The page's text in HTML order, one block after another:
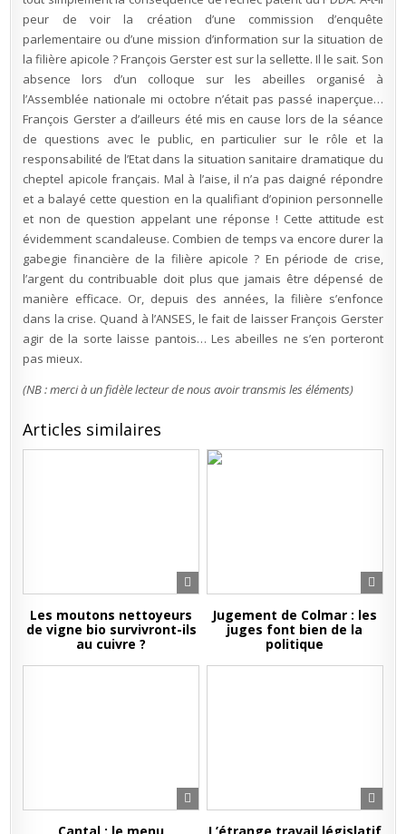
peur de voir la création d’une commission d’enquête
parlementaire ou d’une mission d’information sur la situation de
la filière apicole ? François Gerster est sur la sellette. Il le sait. Son
absence lors d’un colloque sur les abeilles organisé à
l’Assemblée nationale mi octobre n’était pas passé inaperçue…
François Gerster a d’ailleurs été mis en cause lors de la séance
de questions avec le public, en particulier sur le rôle et la
responsabilité de l’Etat dans la situation sanitaire dramatique du
cheptel apicole français. Mal à l’aise, il n’a pas daigné répondre
et a balayé cette question en la qualifiant d’opinion personnelle
et non de question appelant une réponse ! Cette attitude est
évidemment scandaleuse. Combien de temps va encore durer la
gabegie financière de la filière apicole ? En période de crise,
l’argent du contribuable doit plus que jamais être dépensé de
manière efficace. Or, depuis des années, la filière s’enfonce
dans la crise. Quand à l’ANSES, le fait de laisser François Gerster
agir de la sorte laisse pantois… Les abeilles ne s’en porteront
pas mieux.
(NB : merci à un fidèle lecteur de nous avoir transmis les éléments)
Articles similaires
Les moutons nettoyeurs
de vigne bio survivront-ils
au cuivre ?
Jugement de Colmar : les
juges font bien de la
politique